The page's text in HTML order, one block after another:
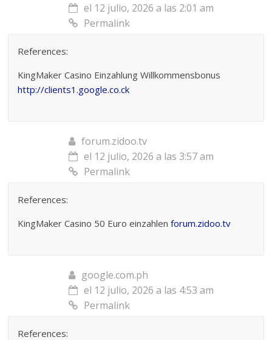
el 12 julio, 2026 a las 2:01 am
Permalink
References:
KingMaker Casino Einzahlung Willkommensbonus
http://clients1.google.co.ck
forum.zidoo.tv
el 12 julio, 2026 a las 3:57 am
Permalink
References:
KingMaker Casino 50 Euro einzahlenforum.zidoo.tv
google.com.ph
el 12 julio, 2026 a las 4:53 am
Permalink
References: